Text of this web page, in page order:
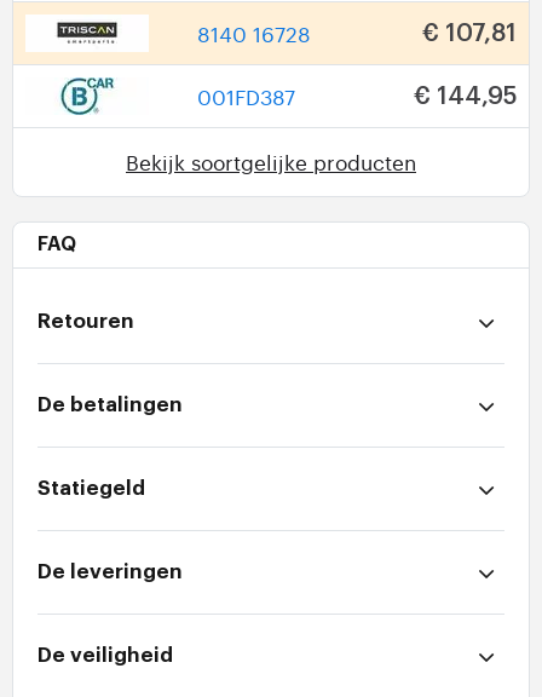
8140 16728 € 107,81
001FD387 € 144,95
Bekijk soortgelijke producten
FAQ
Retouren
De betalingen
Statiegeld
De leveringen
De veiligheid